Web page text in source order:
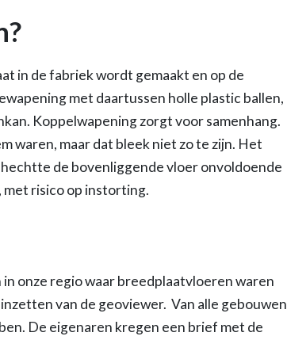
in de fabriek wordt gemaakt en op de
met daartussen holle plastic ballen,
Koppelwapening zorgt voor samenhang.
waren, maar dat bleek niet zo te zijn. Het
de bovenliggende vloer onvoldoende
met risico op instorting.
onze regio waar breedplaatvloeren waren
van de geoviewer. Van alle gebouwen
De eigenaren kregen een brief met de